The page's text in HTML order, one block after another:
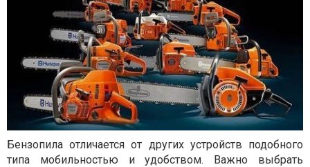
Бензопила отличается от других устройств подобного
типа мобильностью и удобством. Важно выбрать